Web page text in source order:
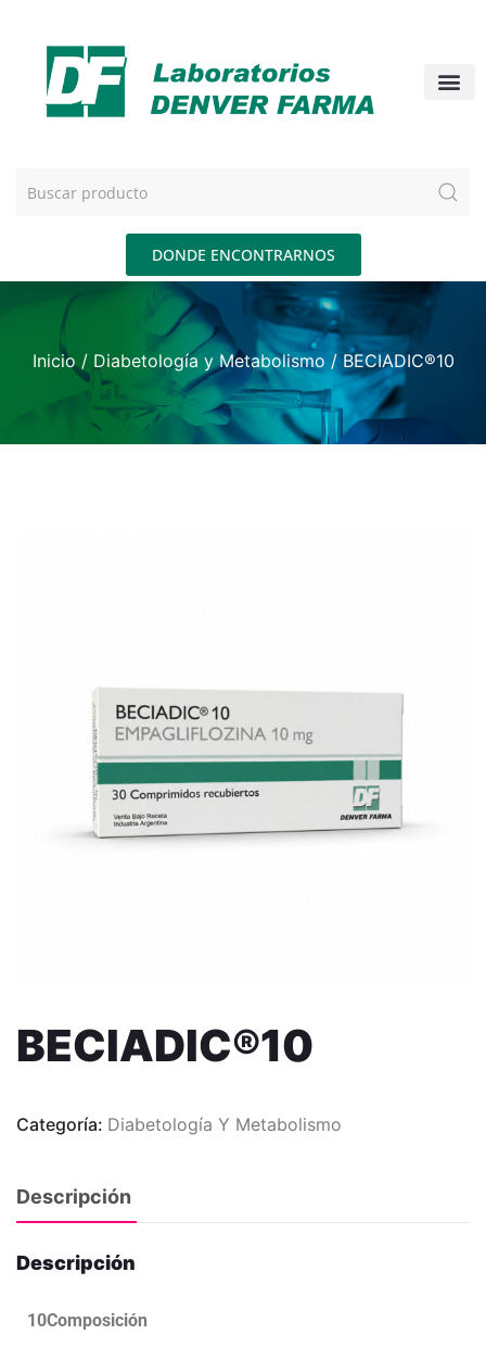
DONDE ENCONTRARNOS
Inicio/ Diabetología y Metabolismo / BECIADIC®10
BECIADIC®10
Categoría: Diabetología Y Metabolismo
Descripción
Descripción
10Composición